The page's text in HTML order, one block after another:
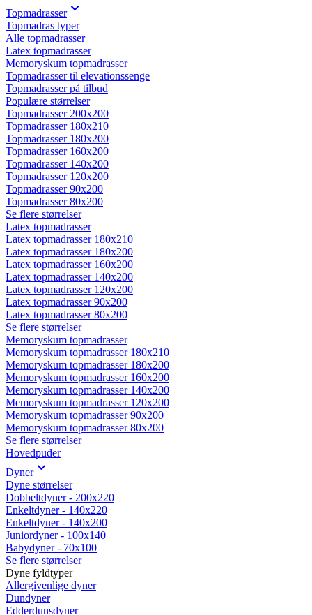
Topmadrasser
Topmadras typer
Alle topmadrasser
Latex topmadrasser
Memoryskum topmadrasser
Topmadrasser til elevationssenge
Topmadrasser på tilbud
Populære størrelser
Topmadrasser 200x200
Topmadrasser 180x210
Topmadrasser 180x200
Topmadrasser 160x200
Topmadrasser 140x200
Topmadrasser 120x200
Topmadrasser 90x200
Topmadrasser 80x200
Se flere størrelser
Latex topmadrasser
Latex topmadrasser 180x210
Latex topmadrasser 180x200
Latex topmadrasser 160x200
Latex topmadrasser 140x200
Latex topmadrasser 120x200
Latex topmadrasser 90x200
Latex topmadrasser 80x200
Se flere størrelser
Memoryskum topmadrasser
Memoryskum topmadrasser 180x210
Memoryskum topmadrasser 180x200
Memoryskum topmadrasser 160x200
Memoryskum topmadrasser 140x200
Memoryskum topmadrasser 120x200
Memoryskum topmadrasser 90x200
Memoryskum topmadrasser 80x200
Se flere størrelser
Hovedpuder
Dyner
Dyne størrelser
Dobbeltdyner - 200x220
Enkeltdyner - 140x220
Enkeltdyner - 140x200
Juniordyner - 100x140
Babydyner - 70x100
Se flere størrelser
Dyne fyldtyper
Allergivenlige dyner
Dundyner
Edderdunsdyner